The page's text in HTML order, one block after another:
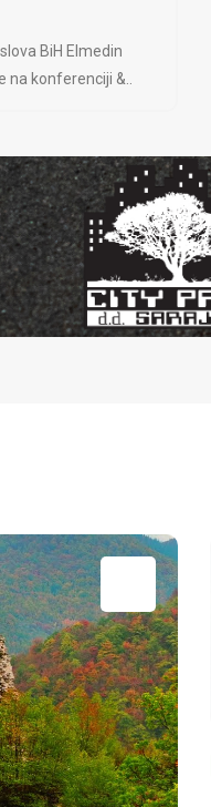
BiH Elmedin
na konferenciji &..